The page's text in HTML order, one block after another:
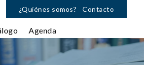
¿Quiénes somos? Contacto
Agenda